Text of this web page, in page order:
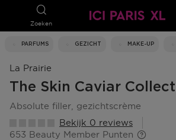
Zoeken
PARFUMS GEZICHT MAKE-UP
La Prairie
The Skin Caviar
absolute filler, gezichtscrème
Bekijk 0 reviews
653 Beauty Member Punten